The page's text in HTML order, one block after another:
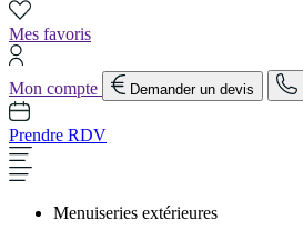
Mes favoris
Mon compte Demander un devis
Prendre RDV
Menuiseries extérieures